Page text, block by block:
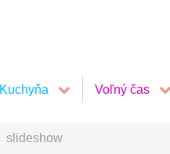
Kuchyňa Voľný čas
slideshow